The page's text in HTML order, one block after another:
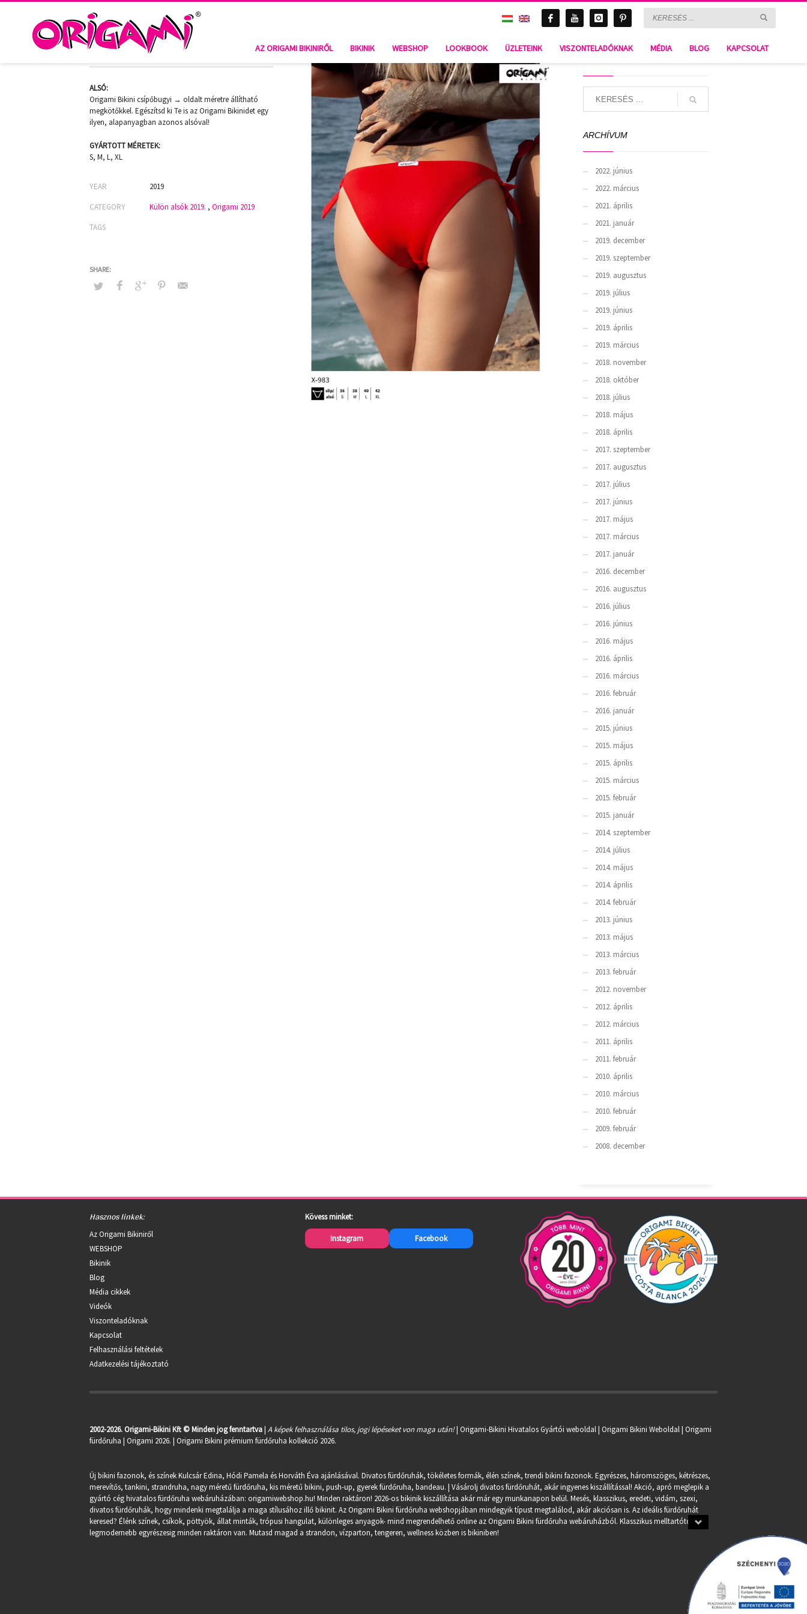
AZ ORIGAMI BIKINIRŐL BIKINIK WEBSHOP LOOKBOOK ÜZLETEINK VISZONTELADÓKNAK MÉDIA BLOG KAPCSOLAT
PIROS TELI ALSÓ X-983
ALSÓ:
Origami Bikini csípőbugyi → oldalt méretre állítható
megkötőkkel. Egészítsd ki Te is az Origami Bikinidet egy
ilyen, alapanyagban azonos alsóval!
GYÁRTOTT MÉRETEK:
S, M, L, XL
YEAR
2019
CATEGORY
Külön alsók 2019. ,Origami 2019
TAGS
ARCHÍVUM
2022. június
2022. március
2021. április
2021. január
2019. december
2019. szeptember
2019. augusztus
2019. július
2019. június
2019. április
2019. március
2018. november
2018. október
2018. július
2018. május
2018. április
2017. szeptember
2017. augusztus
2017. július
2017. június
2017. május
2017. március
2017. január
2016. december
2016. augusztus
2016. július
2016. június
2016. május
2016. április
2016. március
2016. február
2016. január
2015. június
2015. május
2015. április
2015. március
2015. február
2015. január
2014. szeptember
2014. július
2014. május
2014. április
2014. február
2013. június
2013. május
2013. március
2013. február
2012. november
2012. április
2012. március
2011. április
2011. február
2010. április
2010. március
2010. február
2009. február
2008. december
Hasznos linkek:
Az Origami Bikiniről
WEBSHOP
Bikinik
Blog
Média cikkek
Videók
Viszonteladóknak
Kapcsolat
Felhasználási feltételek
Adatkezelési tájékoztató
Kövess minket:
Instagram Facebook
2002-2026. Origami-Bikini Kft © Minden jog fenntartva|A képek felhasználása tilos, jogi lépéseket von maga után!| Origami-Bikini Hivatalos Gyártói weboldal | Origami Bikini Weboldal |Origami
fürdőruha | Origami 2026. | Origami Bikini prémium fürdőruha kollekció 2026.
Új bikini fazonok, és színek Kulcsár Edina, Hódi Pamela és Horváth Éva ajánlásával. Divatos fürdőruhák, tökéletes formák, élén színek, trendi bikini fazonok. Egyrészes, háromszöges, kétrészes,
merevítős, tankini, strandruha, nagy méretű fürdőruha, kis méretű bikini, push-up, gyerek fürdőruha, bandeau. | Vásárolj divatos fürdőruhát, akár ingyenes kiszállítással! Akció, apró meglepik a
gyártó cég hivatalos fürdőruha webáruházában: origamiwebshop.hu! Minden raktáron! 2026-os bikinik kiszállítása akár már egy munkanapon belül. Mesés, klasszikus, eredeti, vidám, szexi,
divatos fürdőruhák, hogy mindenki megtalálja a maga stílusához illő bikinit. Az Origami Bikini fürdőruha webshopjában mindegyik típust megtalálod, akár akciósan is. Az ideális fürdőruhát
keresed? Élénk színek, csíkok, pöttyök, állat minták, trópusi hangulat, különleges anyagok- mind megrendelhető online az Origami Bikini fürdőruha webáruházból. Klasszikus melltartótól a
legmodernebb egyrészesig minden raktáron van. Mutasd magad a strandon, vízparton, tengeren, wellness közben is bikiniben!